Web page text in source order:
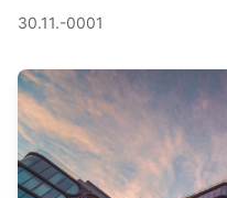
30.11.-0001